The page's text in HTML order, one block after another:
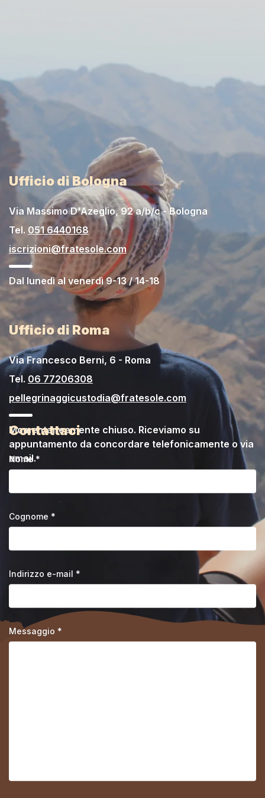
Ufficio di Bologna
Via Massimo D'Azeglio, 92 a/b/c - Bologna
Tel. 051 6440168
iscrizioni@fratesole.com
Dal lunedì al venerdì 9-13 / 14-18
Ufficio di Roma
Via Francesco Berni, 6 - Roma
Tel. 06 77206308
pellegrinaggicustodia@fratesole.com
Momentaneamente chiuso. Riceviamo su
appuntamento da concordare telefonicamente o via
email.
Contattaci
Nome *
Cognome *
Indirizzo e-mail *
Messaggio *